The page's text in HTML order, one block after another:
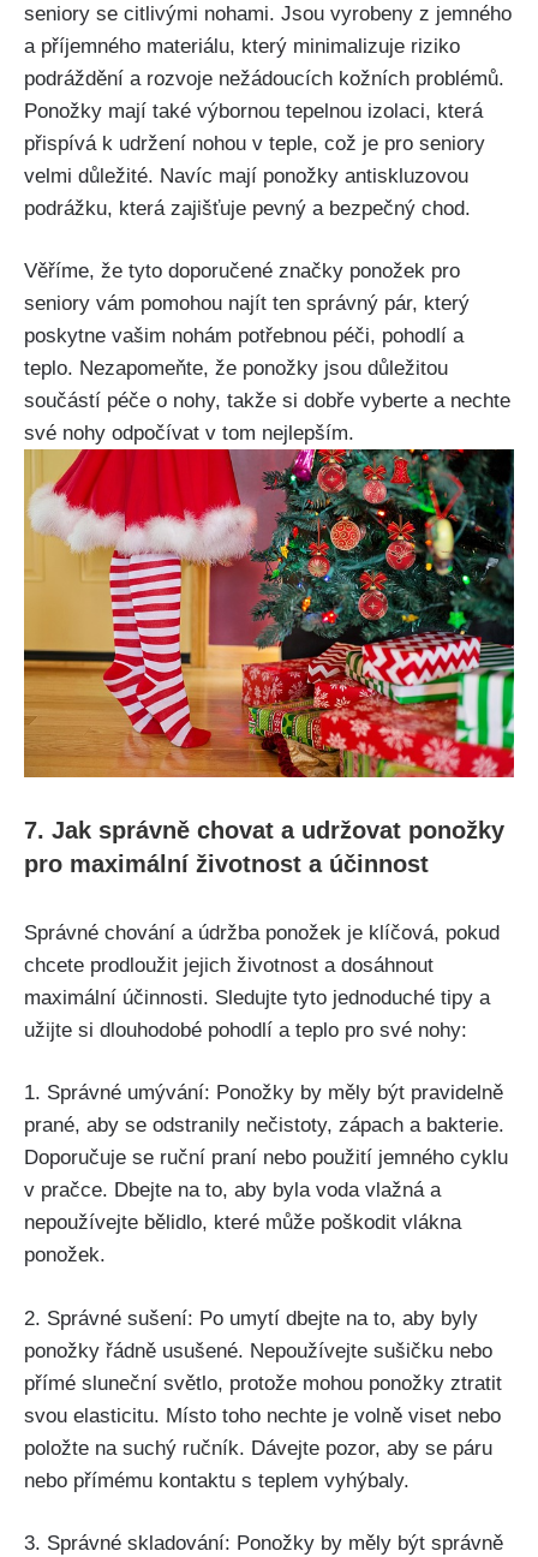
seniory se citlivými nohami. Jsou vyrobeny z jemného
a příjemného materiálu, který minimalizuje riziko
podráždění a rozvoje nežádoucích kožních problémů.
Ponožky mají také výbornou tepelnou izolaci, která
přispívá k udržení nohou v teple, což je pro seniory
velmi důležité. Navíc mají ponožky antiskluzovou
podrážku, která zajišťuje pevný a bezpečný chod.
Věříme, že tyto doporučené značky ponožek pro
seniory vám pomohou najít ten správný pár, který
poskytne vašim nohám potřebnou péči, pohodlí a
teplo. Nezapomeňte, že ponožky jsou důležitou
součástí péče o nohy, takže si dobře vyberte a nechte
své nohy odpočívat v tom nejlepším.
7. Jak správně chovat a udržovat ponožky
pro maximální životnost a účinnost
Správné chování a údržba ponožek je klíčová, pokud
chcete prodloužit jejich životnost a dosáhnout
maximální účinnosti. Sledujte tyto jednoduché tipy a
užijte si dlouhodobé pohodlí a teplo pro své nohy:
1. Správné umývání: Ponožky by měly být pravidelně
prané, aby se odstranily nečistoty, zápach a bakterie.
Doporučuje se ruční praní nebo použití jemného cyklu
v pračce. Dbejte na to, aby byla voda vlažná a
nepoužívejte bělidlo, které může poškodit vlákna
ponožek.
2. Správné sušení: Po umytí dbejte na to, aby byly
ponožky řádně usušené. Nepoužívejte sušičku nebo
přímé sluneční světlo, protože mohou ponožky ztratit
svou elasticitu. Místo toho nechte je volně viset nebo
položte na suchý ručník. Dávejte pozor, aby se páru
nebo přímému kontaktu s teplem vyhýbaly.
3. Správné skladování: Ponožky by měly být správně